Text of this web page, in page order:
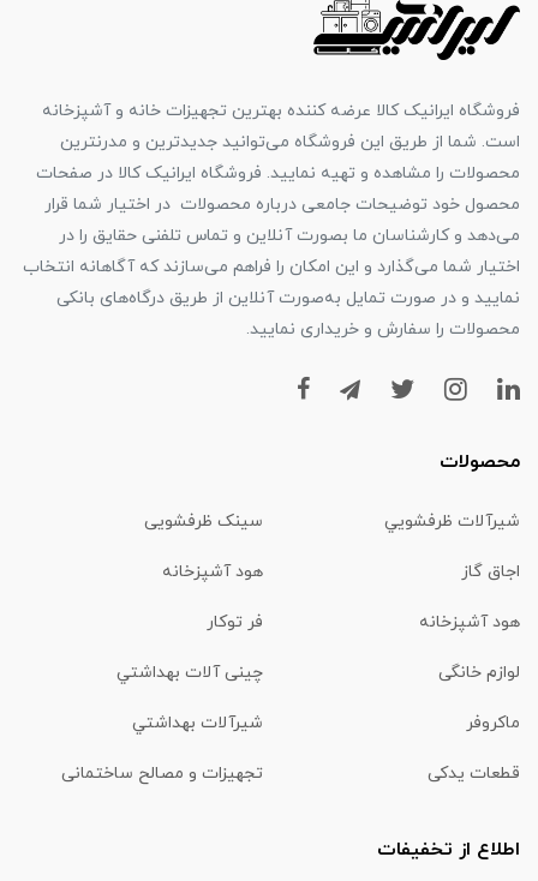
فروشگاه ایرانیک کالا عرضه کننده بهترین تجهیزات خانه و آشپزخانه
است. شما از طریق این فروشگاه می‌توانید جدیدترین و مدرنترین
محصولات را مشاهده و تهیه نمایید. فروشگاه ایرانیک کالا در صفحات
محصول خود توضیحات جامعی درباره محصولات در اختیار شما قرار
می‌دهد و کارشناسان ما بصورت آنلاین و تماس تلفنی حقایق را در
اختیار شما می‌گذارد و این امکان را فراهم می‌سازند که آگاهانه انتخاب
نمایید و در صورت تمایل به‌صورت آنلاین از طریق درگاه‌های بانکی
محصولات را سفارش و خریداری نمایید.
محصولات
شیرآلات ظرفشويي سینک ظرفشویی
اجاق گاز هود آشپزخانه
هود آشپزخانه فر توکار
لوازم خانگی چینی آلات بهداشتي
ماكروفر شیرآلات بهداشتي
قطعات یدکی تجهیزات و مصالح ساختمانی
اطلاع از تخفیفات